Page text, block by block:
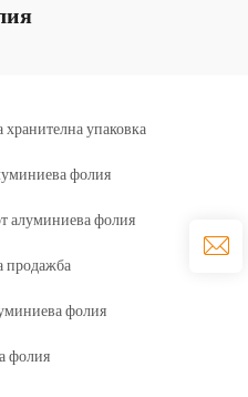
упаковка
фолия
алуминиева фолия
продажба
фолия
фолия